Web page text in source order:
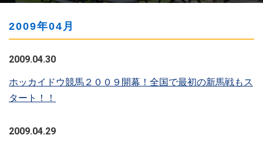
2009年04月
2009.04.30
ホッカイドウ競馬２００９開幕！全国で最初の新馬戦もス
タート！！
2009.04.29